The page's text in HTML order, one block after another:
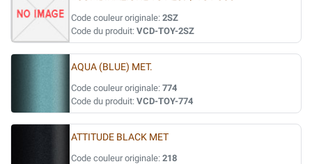
Code couleur originale: 2SZ
Code du produit: VCD-TOY-2SZ
AQUA (BLUE) MET.
Code couleur originale: 774
Code du produit: VCD-TOY-774
ATTITUDE BLACK MET
Code couleur originale: 218